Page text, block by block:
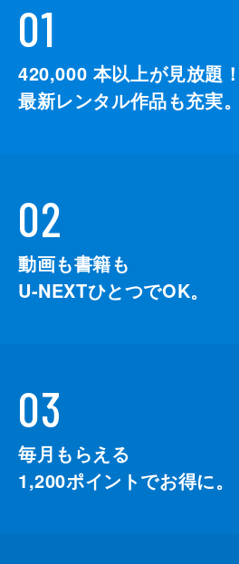
01
420,000 本以上が見放題！
最新レンタル作品も充実。
02
動画も書籍も
U-NEXTひとつでOK。
03
毎月もらえる
1,200ポイントでお得に。